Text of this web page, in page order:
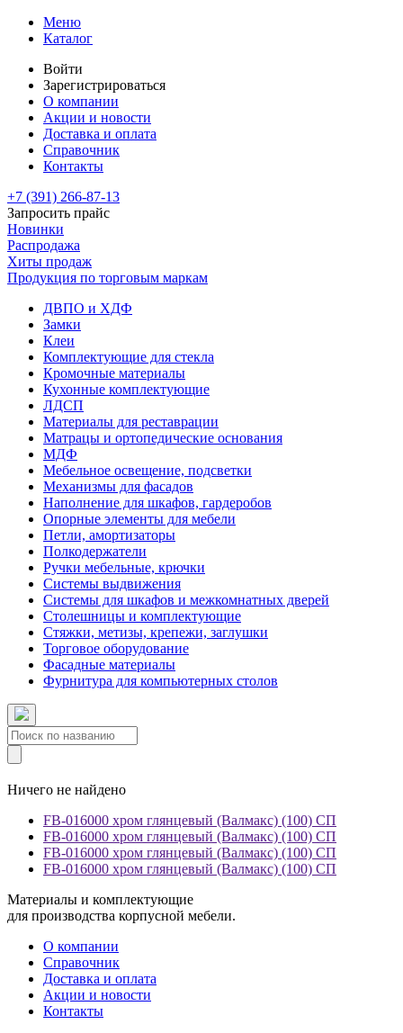
Меню
Каталог
Войти
Зарегистрироваться
О компании
Акции и новости
Доставка и оплата
Справочник
Контакты
+7 (391) 266-87-13
Запросить прайс
Новинки
Распродажа
Хиты продаж
Продукция по торговым маркам
ДВПО и ХДФ
Замки
Клеи
Комплектующие для стекла
Кромочные материалы
Кухонные комплектующие
ЛДСП
Материалы для реставрации
Матрацы и ортопедические основания
МДФ
Мебельное освещение, подсветки
Механизмы для фасадов
Наполнение для шкафов, гардеробов
Опорные элементы для мебели
Петли, амортизаторы
Полкодержатели
Ручки мебельные, крючки
Системы выдвижения
Системы для шкафов и межкомнатных дверей
Столешницы и комплектующие
Стяжки, метизы, крепежи, заглушки
Торговое оборудование
Фасадные материалы
Фурнитура для компьютерных столов
Ничего не найдено
FB-016000 хром глянцевый (Валмакс) (100) СП
FB-016000 хром глянцевый (Валмакс) (100) СП
FB-016000 хром глянцевый (Валмакс) (100) СП
FB-016000 хром глянцевый (Валмакс) (100) СП
Материалы и комплектующие
для производства корпусной мебели.
О компании
Справочник
Доставка и оплата
Акции и новости
Контакты